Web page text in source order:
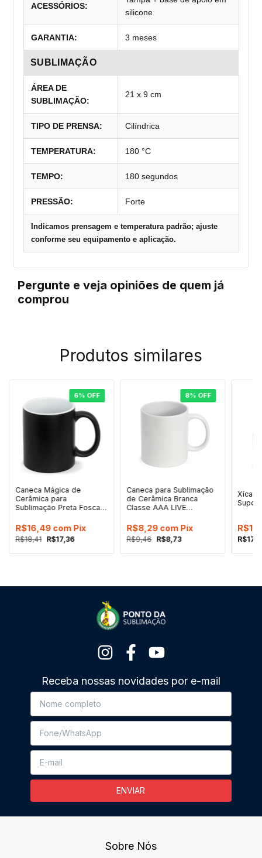
ACESSÓRIOS:
silicone
GARANTIA: 3 meses
SUBLIMAÇÃO
ÁREA DE
SUBLIMAÇÃO:
21 x 9 cm
TIPO DE PRENSA: Cilíndrica
TEMPERATURA: 180 °C
TEMPO: 180 segundos
PRESSÃO: Forte
Indicamos prensagem e temperatura padrão; ajuste
conforme seu equipamento e aplicação.
Pergunte e veja opiniões de quem já
comprou
Produtos similares
6% OFF
Caneca Mágica de
Cerâmica para
Sublimação Preta Fosca -
R$18,41 R$17,36
R$16,49 com Pix
8% OFF
Caneca para Sublimação
de Cerâmica Branca
Classe AAA LIVE
R$9,46 R$8,73
R$8,29 com Pix
Xícara
Receba nossas novidades por e-mail
Sobre Nós